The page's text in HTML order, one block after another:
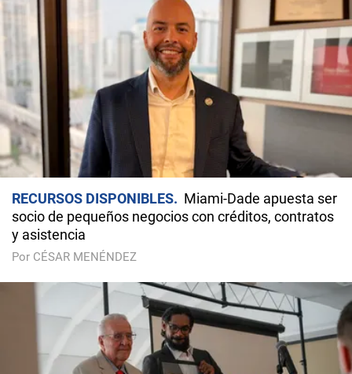
RECURSOS DISPONIBLES
Miami-Dade apuesta ser
socio de pequeños negocios con créditos, contratos
y asistencia
Por CÉSAR MENÉNDEZ